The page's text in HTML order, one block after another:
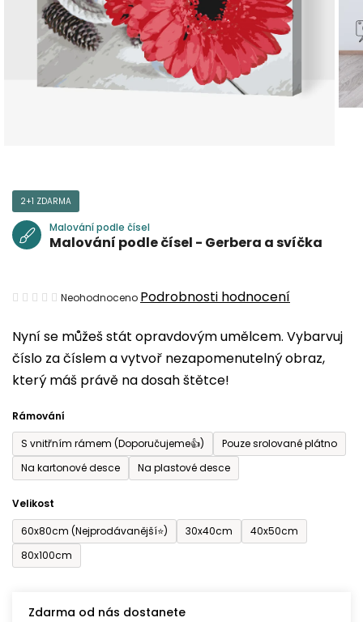
Nyní se můžeš stát opravdovým umělcem. Vybarvuj
číslo za číslem a vytvoř nezapomenutelný obraz,
který máš právě na dosah štětce!
Rámování
S vnitřním rámem (Doporučujeme👍)
Pouze srolované plátno
Na kartonové desce
Na plastové desce
Velikost
60x80cm (Nejprodávanější⭐)
30x40cm
40x50cm
80x100cm
Zdarma od nás dostanete
2+1 ZDARMA
Malování podle čísel
Malování podle čísel - Gerbera a svíčka
Průměrné
produktu
je
0,0
5
hvězdiček.
Neohodnoceno Podrobnosti hodnocení